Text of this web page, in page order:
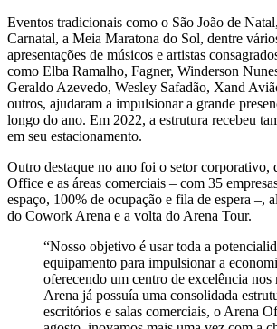
Eventos tradicionais como o São João de
Carnatal, a Meia Maratona do Sol, dentre
apresentações de músicos e artistas
como Elba Ramalho, Fagner, Winderson
Geraldo Azevedo, Wesley Safadão, Xand
outros, ajudaram a impulsionar a grande
longo do ano. Em 2022, a estrutura recebeu
em seu estacionamento.
Outro destaque no ano foi o setor corporativo,
Office e as áreas comerciais – com 35
espaço, 100% de ocupação e fila de espera –,
do Cowork Arena e a volta do Arena Tour.
“Nosso objetivo é usar toda a
equipamento para impulsionar a
oferecendo um centro de excelência nos
Arena já possuía uma consolidada
escritórios e salas comerciais, o Arena